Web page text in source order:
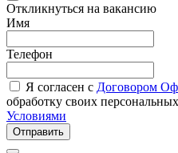
Откликнуться на вакансию
Имя
Телефон
Я согласен с Договором
обработку своих
Условиями
Отправить